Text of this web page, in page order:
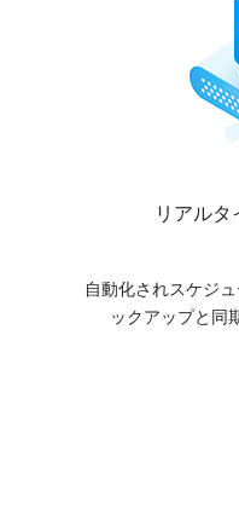
リアル
自動化されスケジ
ックアップと同